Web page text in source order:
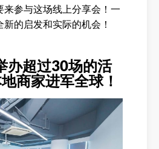
来参与这场线上分享会！一
的启发和实际的机会！
办超过30场的活
商家进军全球！